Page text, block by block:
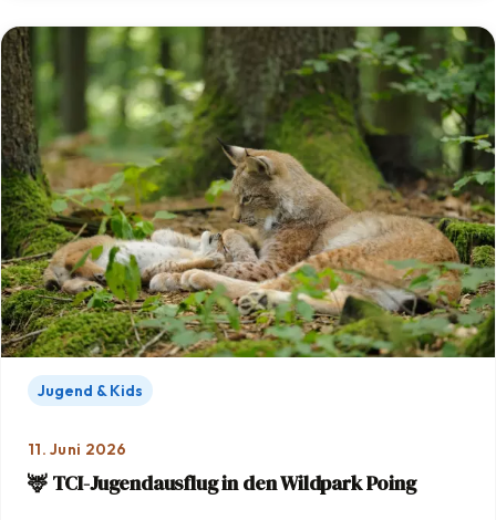
Jugend & Kids
11. Juni 2026
🦌 TCI-Jugendausflug in den Wildpark Poing